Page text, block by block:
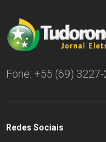
Fone: +55 (69)
Redes Sociais